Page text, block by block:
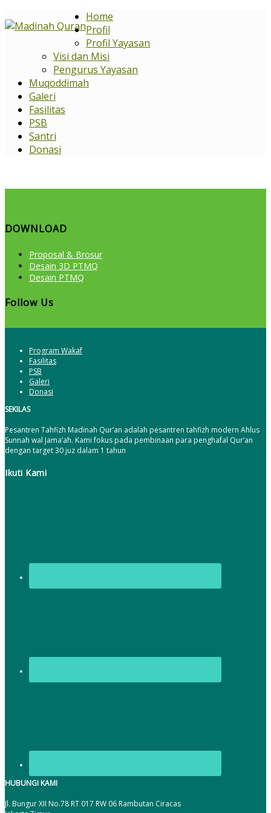
Home
Profil
Profil Yayasan
Visi dan Misi
Pengurus Yayasan
Muqoddimah
Galeri
Fasilitas
PSB
Santri
Donasi
DOWNLOAD
Proposal & Brosur
Desain 3D PTMQ
Desain PTMQ
Follow Us
Program Wakaf
Fasilitas
PSB
Galeri
Donasi
SEKILAS
Pesantren Tahfizh Madinah Qur’an adalah pesantren tahfizh modern Ahlus
Sunnah wal Jama’ah. Kami fokus pada pembinaan para penghafal Qur’an
dengan target 30 juz dalam 1 tahun
Ikuti Kami
HUBUNGI KAMI
Jl. Bungur XII No.78 RT 017 RW 06 Rambutan Ciracas